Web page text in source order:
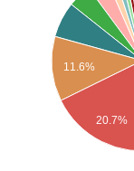
11.6%
20.7%